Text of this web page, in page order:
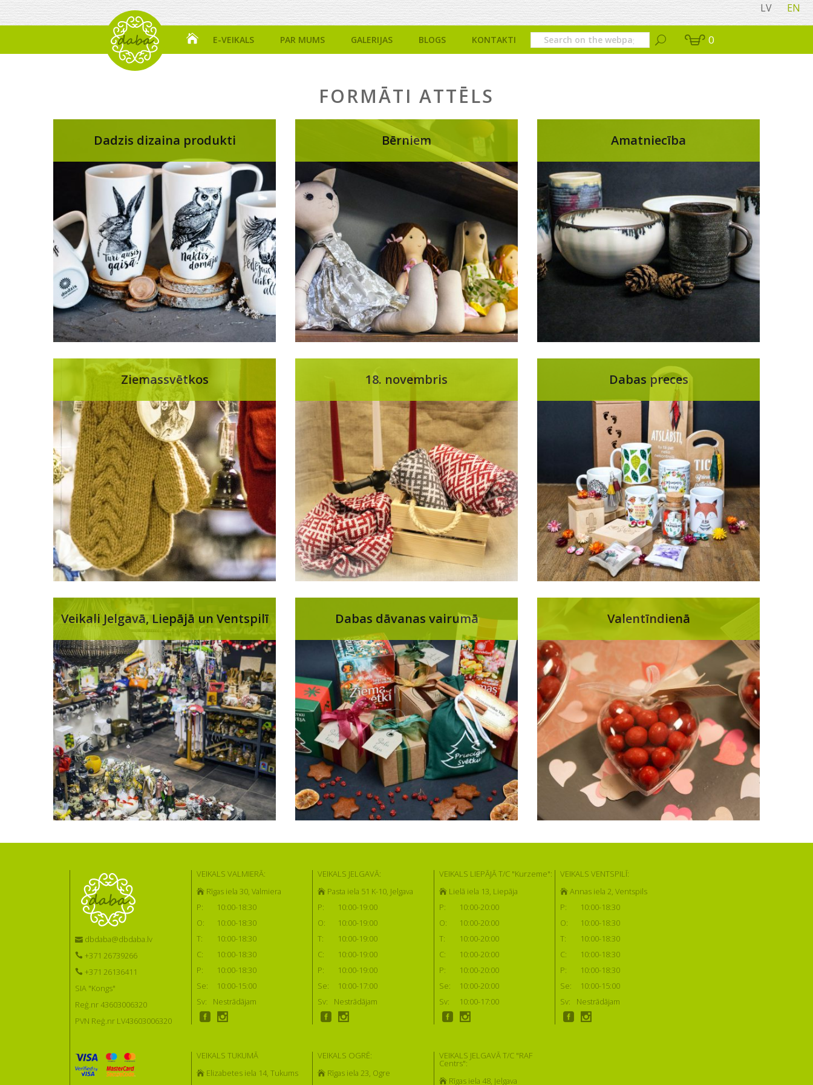
LV EN
E-VEIKALS PAR MUMS GALERIJAS BLOGS KONTAKTI 0
FORMĀTI ATTĒLS
Dadzis dizaina produkti Bērniem Amatniecība
Ziemassvētkos 18. novembris Dabas preces
Veikali Jelgavā, Liepājā un Ventspilī Dabas dāvanas vairumā Valentīndienā
dbdaba@dbdaba.lv
+371 26739266
+371 26136411
SIA "Kongs"
Reģ.nr 43603006320
PVN Reģ.nr LV43603006320
VEIKALS VALMIERĀ:
Rīgas iela 30, Valmiera
P:
10:00-18:30
O:
10:00-18:30
T:
10:00-18:30
C:
10:00-18:30
P:
10:00-18:30
Se:
10:00-15:00
Sv:
Nestrādājam
VEIKALS JELGAVĀ:
Pasta iela 51 K-10, Jelgava
P:
10:00-19:00
O:
10:00-19:00
T:
10:00-19:00
C:
10:00-19:00
P:
10:00-19:00
Se:
10:00-17:00
Sv:
Nestrādājam
VEIKALS LIEPĀJĀ T/C "Kurzeme":
Lielā iela 13, Liepāja
P:
10:00-20:00
O:
10:00-20:00
T:
10:00-20:00
C:
10:00-20:00
P:
10:00-20:00
Se:
10:00-20:00
Sv:
10:00-17:00
VEIKALS VENTSPILĪ:
Annas iela 2, Ventspils
P:
10:00-18:30
O:
10:00-18:30
T:
10:00-18:30
C:
10:00-18:30
P:
10:00-18:30
Se:
10:00-15:00
Sv:
Nestrādājam
VEIKALS TUKUMĀ
Elizabetes iela 14, Tukums
VEIKALS OGRĒ:
Rīgas iela 23, Ogre
VEIKALS JELGAVĀ T/C "RAF
Centrs":
Rīgas iela 48, Jelgava